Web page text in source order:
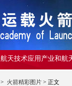
航天技术应用产业和航
> 火箭精彩图片 > 正文